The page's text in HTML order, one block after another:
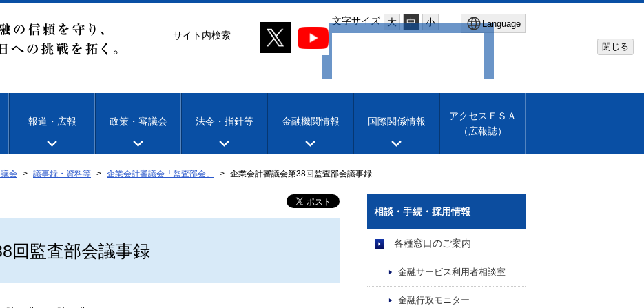
文字サイズ 大 中 小 Language
Machine translation
閉じる
サイト内検索
報道・広報 政策・審議会 法令・指針等 金融機関情報 国際関係情報
アクセスＦＳＡ
（広報誌）
会 議事録・資料等 企業会計審議会「監査部会」 企業会計審議会第38回監査部会議事録
回監査部会議事録
相談・手続・採用情報
各種窓口のご案内
金融サービス利用者相談室
金融行政モニター